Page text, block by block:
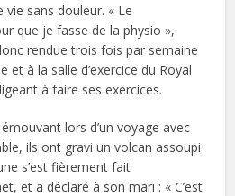
sans douleur. « Le
que je fasse de la physio »,
rendue trois fois par semaine
et à la salle d’exercice du Royal
à faire ses exercices.
lors d’un voyage avec
ils ont gravi un volcan assoupi
s’est fièrement fait
et a déclaré à son mari : « C’est